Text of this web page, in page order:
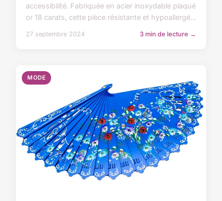
accessibilité. Fabriquée en acier inoxydable plaqué
or 18 carats, cette pièce résistante et hypoallergé...
27 septembre 2024 3 min de lecture →
MODE